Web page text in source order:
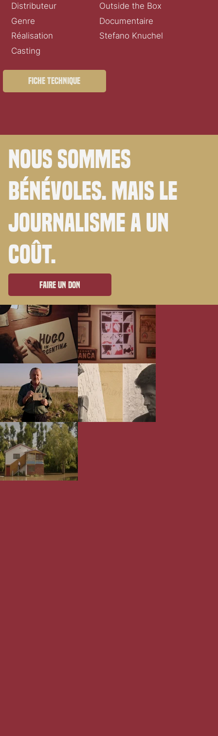
Distributeur
Outside the Box
Genre
Documentaire
Réalisation
Stefano Knuchel
Casting
Fiche technique
Nous sommes
bénévoles. Mais le
journalisme a un
coût.
Faire un don